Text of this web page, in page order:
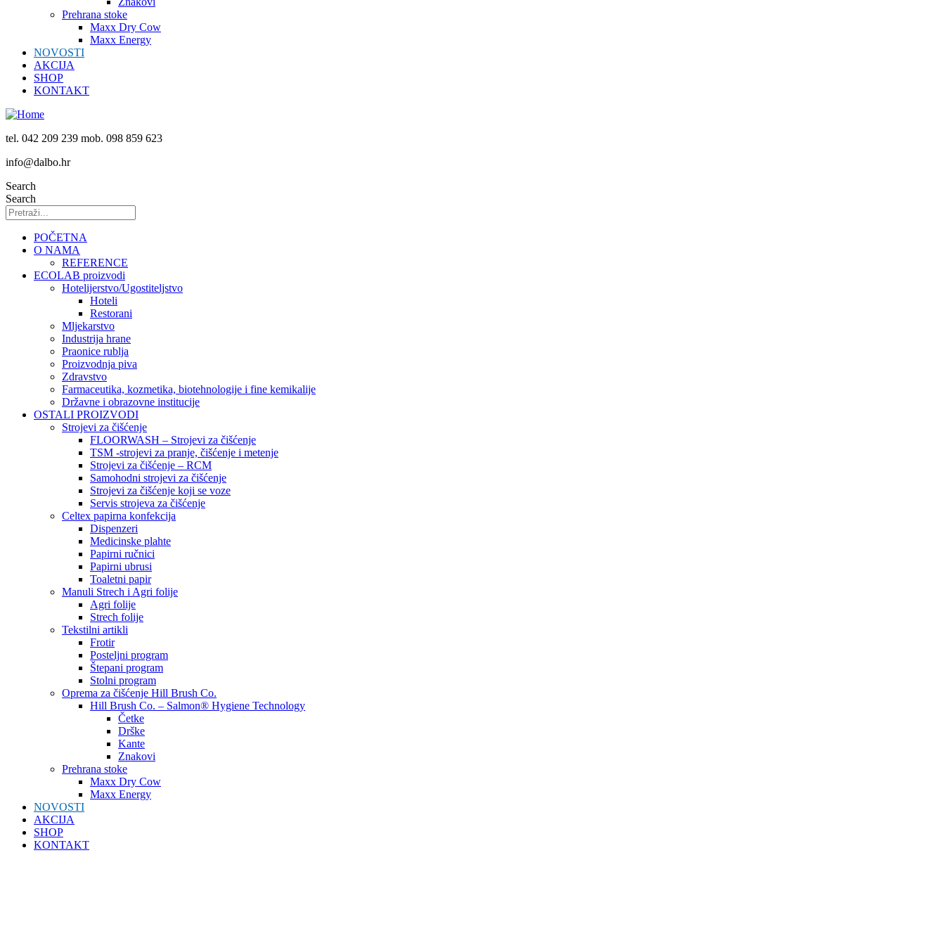
Prehrana stoke
Maxx Dry Cow
Maxx Energy
NOVOSTI
AKCIJA
SHOP
KONTAKT
tel. 042 209 239 mob. 098 859 623
info@dalbo.hr
Search
Search
POČETNA
O NAMA
REFERENCE
ECOLAB proizvodi
Hotelijerstvo/Ugostiteljstvo
Hoteli
Restorani
Mljekarstvo
Industrija hrane
Praonice rublja
Proizvodnja piva
Zdravstvo
Farmaceutika, kozmetika, biotehnologije i fine kemikalije
Državne i obrazovne institucije
OSTALI PROIZVODI
Strojevi za čišćenje
FLOORWASH – Strojevi za čišćenje
TSM -strojevi za pranje, čišćenje i metenje
Strojevi za čišćenje – RCM
Samohodni strojevi za čišćenje
Strojevi za čišćenje koji se voze
Servis strojeva za čišćenje
Celtex papirna konfekcija
Dispenzeri
Medicinske plahte
Papirni ručnici
Papirni ubrusi
Toaletni papir
Manuli Strech i Agri folije
Agri folije
Strech folije
Tekstilni artikli
Frotir
Posteljni program
Štepani program
Stolni program
Oprema za čišćenje Hill Brush Co.
Hill Brush Co. – Salmon® Hygiene Technology
Četke
Drške
Kante
Znakovi
Prehrana stoke
Maxx Dry Cow
Maxx Energy
NOVOSTI
AKCIJA
SHOP
KONTAKT